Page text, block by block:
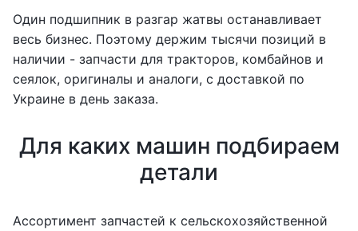
Один подшипник в разгар жатвы останавливает
весь бизнес. Поэтому держим тысячи позиций в
наличии - запчасти для тракторов, комбайнов и
сеялок, оригиналы и аналоги, с доставкой по
Украине в день заказа.
Для каких машин подбираем
детали
Ассортимент запчастей к сельскохозяйственной